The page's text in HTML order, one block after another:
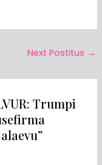
Next Postitus →
Trumpi